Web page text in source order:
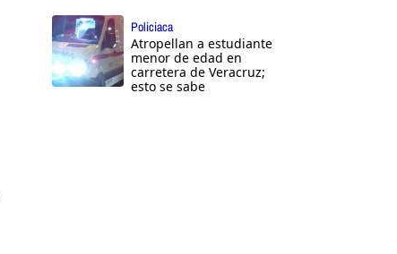
Policiaca
Atropellan a estudiante
menor de edad en
carretera de Veracruz;
esto se sabe